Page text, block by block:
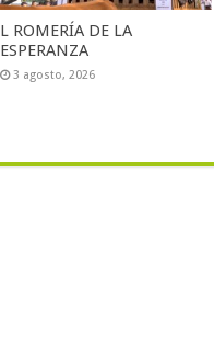
L ROMERÍA DE LA
ESPERANZA
3 agosto, 2026